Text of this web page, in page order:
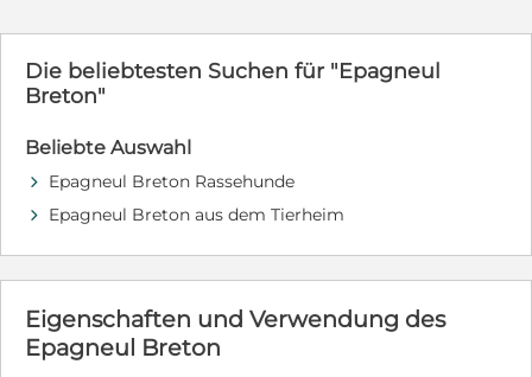
menschenbezogen neugierig zutraulich freundlich
verschmust gruppentauglich fröhlich Alle weiteren
Angaben unter:
details/oti.html
Die beliebtesten Suchen für "Epagneul
Breton"
Beliebte Auswahl
d Epagneul Breton Rassehunde
d Epagneul Breton aus dem Tierheim
Eigenschaften und Verwendung des
Epagneul Breton